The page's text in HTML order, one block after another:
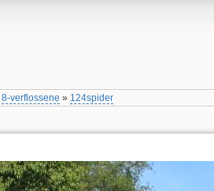
8-verflossene » 124spider